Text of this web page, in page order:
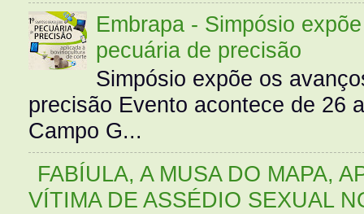
Embrapa - Simpósio
pecuária de precisão
Simpósio expõe os
precisão Evento acontece de 26
Campo G...
FABÍULA, A MUSA DO MAPA,
VÍTIMA DE ASSÉDIO SEXUAL